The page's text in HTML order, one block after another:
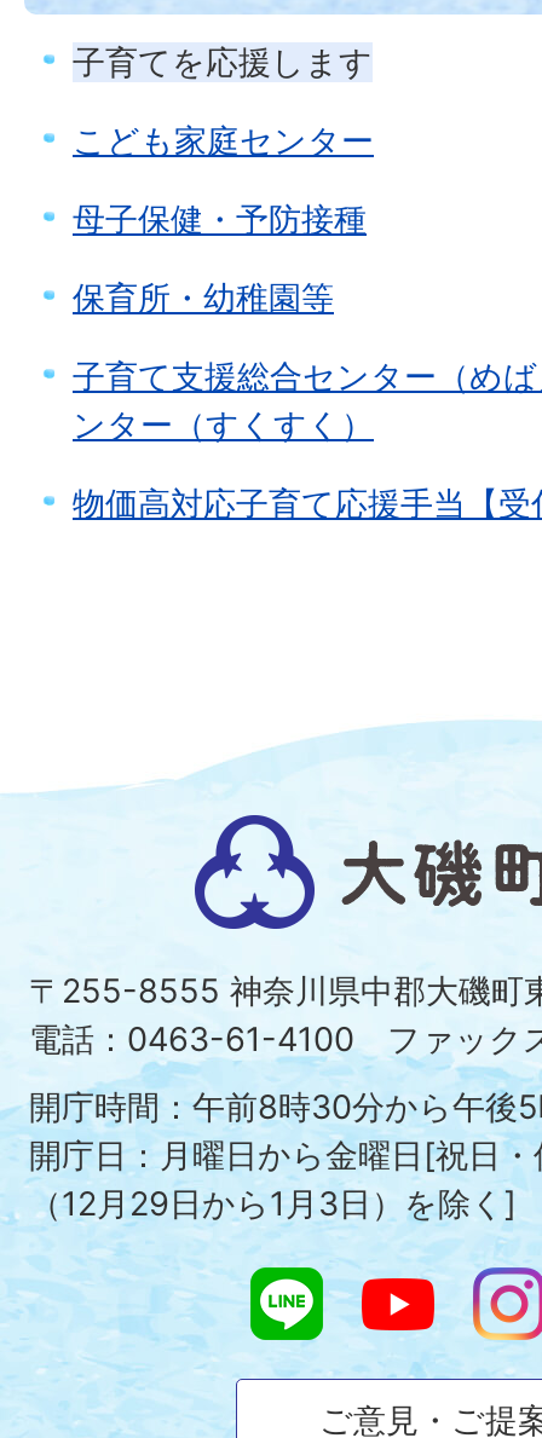
子育てを応援します
こども家庭センター
母子保健・予防接種
保育所・幼稚園等
子育て支援総合センター（め
ンター（すくすく）
物価高対応子育て応援手当【受
大
磯
町
〒255-8555 神奈川県中郡大磯
電話：0463-61-4100 ファック
開庁時間：午前8時30分から午後
開庁日：月曜日から金曜日[祝日
（12月29日から1月3日）を除く]
ご意見・ご提